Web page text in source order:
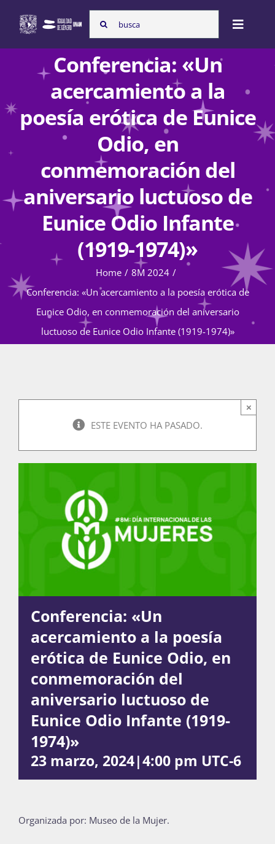
content
Search
for:
Toggle
Inicio
Nosotras
Programas
Atención de la violencia de género
Cursos
Actividades
Blog
Súmate
Publicaciones
Bienvenida generación 2027-1
Conferencia: «Un
acercamiento a la
poesía erótica de Eunice
Odio, en
conmemoración del
aniversario luctuoso de
Eunice Odio Infante
(1919-1974)»
Home
8M 2024
Conferencia: «Un acercamiento a la poesía erótica de
Eunice Odio, en conmemoración del aniversario
luctuoso de Eunice Odio Infante (1919-1974)»
ESTE EVENTO HA PASADO.
×
Conferencia: «Un
acercamiento a la poesía
erótica de Eunice Odio, en
conmemoración del
aniversario luctuoso de
Eunice Odio Infante (1919-
1974)»
23 marzo, 2024|4:00 pm UTC-6
Organizada por: Museo de la Mujer.